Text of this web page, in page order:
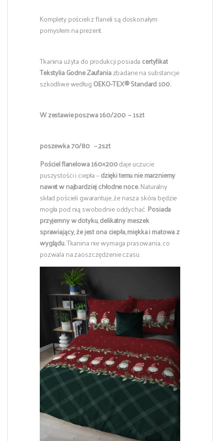
Komplety pościeli z flaneli są doskonałym
pomysłem na prezent.
Tkanina użyta do produkcji posiada certyfikat
Tekstylia Godne Zaufaniazbadane na substancje
szkodliwe według OEKO-TEX® Standard 100.
W zestawie poszwa 160/200 – 1szt
poszewka 70/80 – 2szt
Pościel flanelowa 160×200daje uczucie
puszystości i ciepła –dzięki temunie marzniemy
nawet w najbardziej chłodne noce.Naturalny
skład pościeli gwarantuje, że nasza skóra będzie
mogła pod nią swobodnie oddychać.Posiada
przyjemny w dotyku, delikatny meszek
sprawiający, że jest ona ciepła, miękka i matowa z
wyglądu.Tkanina nie wymaga prasowania, co
pozwala na zaoszczędzenie czasu.